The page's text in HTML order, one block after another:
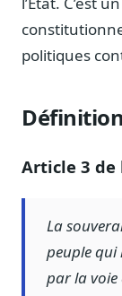
Fiches
Parcours,
Registre
Affaires
JO, décrets,
politiques
Article 3
La
peuple qui
par la voie